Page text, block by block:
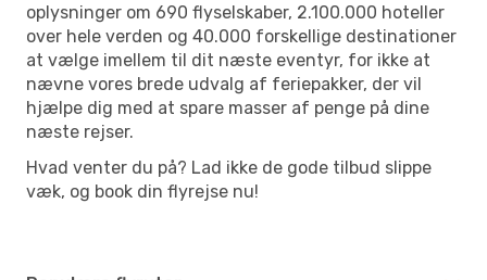
oplysninger om 690 flyselskaber, 2.100.000 hoteller
over hele verden og 40.000 forskellige destinationer
at vælge imellem til dit næste eventyr, for ikke at
nævne vores brede udvalg af feriepakker, der vil
hjælpe dig med at spare masser af penge på dine
næste rejser.
Hvad venter du på? Lad ikke de gode tilbud slippe
væk, og book din flyrejse nu!